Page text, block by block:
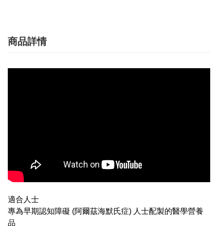
商品詳情
適合人士
專為早期認知障礙 (阿爾茲海默氏症) 人士配製的醫學營養
品